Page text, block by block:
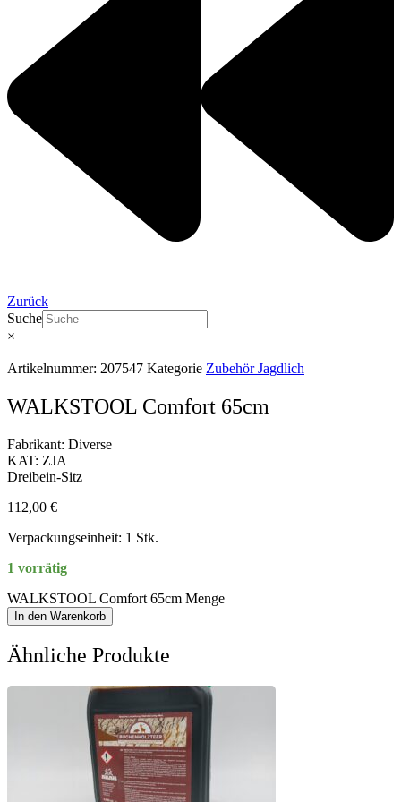
Zurück
Suche
×
Artikelnummer: 207547 Kategorie Zubehör Jagdlich
WALKSTOOL Comfort 65cm
Fabrikant: Diverse
KAT: ZJA
Dreibein-Sitz
112,00 €
Verpackungseinheit: 1 Stk.
1 vorrätig
WALKSTOOL Comfort 65cm Menge
In den Warenkorb
Ähnliche Produkte